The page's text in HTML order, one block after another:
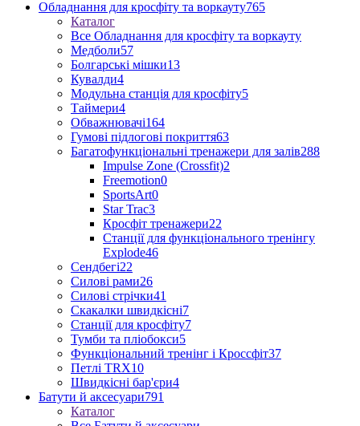
Обладнання для кросфіту та воркауту765
Каталог
Все Обладнання для кросфіту та воркауту
Медболи57
Болгарські мішки13
Кувалди4
Модульна станція для кросфіту5
Таймери4
Обважнювачі164
Гумові підлогові покриття63
Багатофункціональні тренажери для залів288
Impulse Zone (Crossfit)2
Freemotion0
SportsArt0
Star Trac3
Кросфіт тренажери22
Станції для функціонального тренінгу
Explode46
Сендбегі22
Силові рами26
Силові стрічки41
Скакалки швидкісні7
Станції для кросфіту7
Тумби та пліобокси5
Функціональний тренінг і Кроссфіт37
Петлі TRX10
Швидкісні бар'єри4
Батути й аксесуари791
Каталог